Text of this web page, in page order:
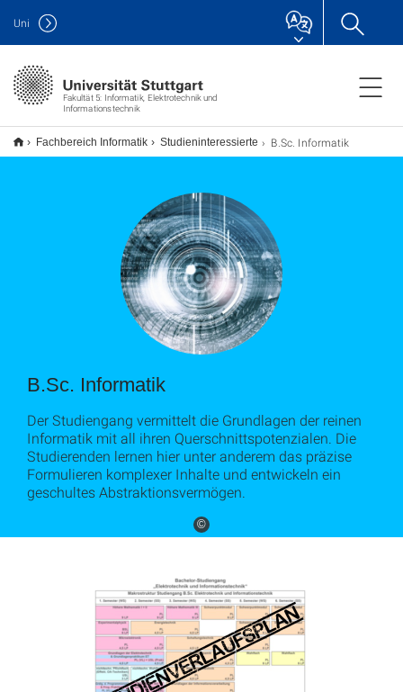
Fakultät 5: Informatik, Elektrotechnik und
Informationstechnik
Uni
Fachbereich Informatik Studieninteressierte B.Sc. Informatik
©
B.Sc. Informatik
Der Studiengang vermittelt die Grundlagen der reinen
Informatik mit all ihren Querschnitts­poten­zialen. Die
Studierenden lernen hier unter anderem das präzise
Formulieren komplexer Inhalte und entwickeln ein
geschultes Abstraktionsvermögen.